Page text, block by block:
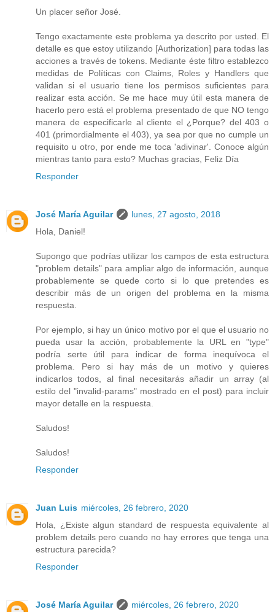
Un placer señor José.
Tengo exactamente este problema ya descrito por usted. El
detalle es que estoy utilizando [Authorization] para todas las
acciones a través de tokens. Mediante éste filtro establezco
medidas de Políticas con Claims, Roles y Handlers que
validan si el usuario tiene los permisos suficientes para
realizar esta acción. Se me hace muy útil esta manera de
hacerlo pero está el problema presentado de que NO tengo
manera de especificarle al cliente el ¿Porque? del 403 o
401 (primordialmente el 403), ya sea por que no cumple un
requisito u otro, por ende me toca 'adivinar'. Conoce algún
mientras tanto para esto? Muchas gracias, Feliz Día
Responder
José María Aguilar
lunes, 27 agosto, 2018
Hola, Daniel!
Supongo que podrías utilizar los campos de esta estructura
"problem details" para ampliar algo de información, aunque
probablemente se quede corto si lo que pretendes es
describir más de un origen del problema en la misma
respuesta.
Por ejemplo, si hay un único motivo por el que el usuario no
pueda usar la acción, probablemente la URL en "type"
podría serte útil para indicar de forma inequívoca el
problema. Pero si hay más de un motivo y quieres
indicarlos todos, al final necesitarás añadir un array (al
estilo del "invalid-params" mostrado en el post) para incluir
mayor detalle en la respuesta.
Saludos!
Saludos!
Responder
Juan Luis miércoles, 26 febrero, 2020
Hola, ¿Existe algun standard de respuesta equivalente al
problem details pero cuando no hay errores que tenga una
estructura parecida?
Responder
José María Aguilar
miércoles, 26 febrero, 2020